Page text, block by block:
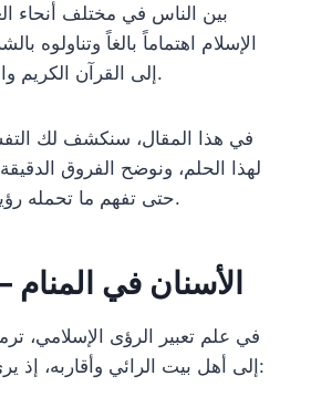
بين الناس في مختلف أنحاء
الإسلام اهتماماً بالغاً وتناولوه
إلى القرآن الكريم والسنة النبوية الشريفة.
في هذا المقال، سنكشف لك
لهذا الحلم، ونوضح الفروق
حتى تفهم ما تحمله رؤياك من دلالات ومعانٍ.
الأسنان في
في علم تعبير الرؤى الإسلامي،
إلى أهل بيت الرائي وأقاربه، إذ يرى كثير من العلماء أن: